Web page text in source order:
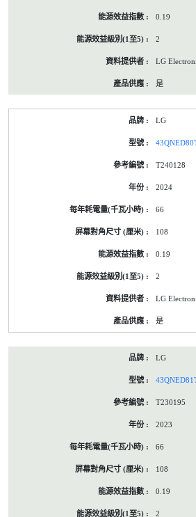
0.19
2
LG
是
LG
T240128
2024
66
108
0.19
2
LG
是
LG
T230195
2023
66
108
0.19
2